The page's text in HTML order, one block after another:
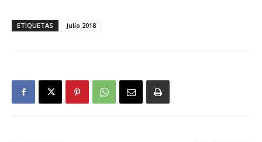
ETIQUETAS Julio 2018